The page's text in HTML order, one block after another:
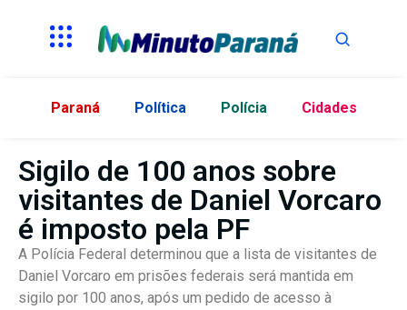
Paraná Política Polícia Cidades
Sigilo de 100 anos sobre
visitantes de Daniel Vorcaro
é imposto pela PF
A Polícia Federal determinou que a lista de visitantes de
Daniel Vorcaro em prisões federais será mantida em
sigilo por 100 anos, após um pedido de acesso à